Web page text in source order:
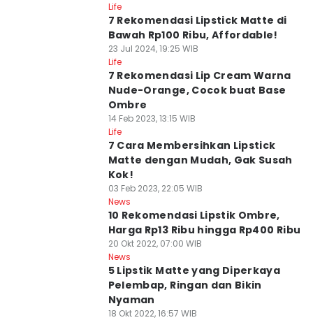
Life
7 Rekomendasi Lipstick Matte di
Bawah Rp100 Ribu, Affordable!
23 Jul 2024, 19:25 WIB
Life
7 Rekomendasi Lip Cream Warna
Nude-Orange, Cocok buat Base
Ombre
14 Feb 2023, 13:15 WIB
Life
7 Cara Membersihkan Lipstick
Matte dengan Mudah, Gak Susah
Kok!
03 Feb 2023, 22:05 WIB
News
10 Rekomendasi Lipstik Ombre,
Harga Rp13 Ribu hingga Rp400 Ribu
20 Okt 2022, 07:00 WIB
News
5 Lipstik Matte yang Diperkaya
Pelembap, Ringan dan Bikin
Nyaman
18 Okt 2022, 16:57 WIB